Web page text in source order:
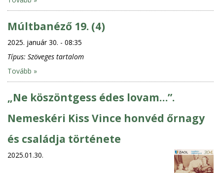
Múltbanéző 19. (4)
2025. január 30. - 08:35
Típus: Szöveges tartalom
Tovább »
„Ne köszöntgess édes lovam…”.
Nemeskéri Kiss Vince honvéd őrnagy
és családja története
2025.01.30.